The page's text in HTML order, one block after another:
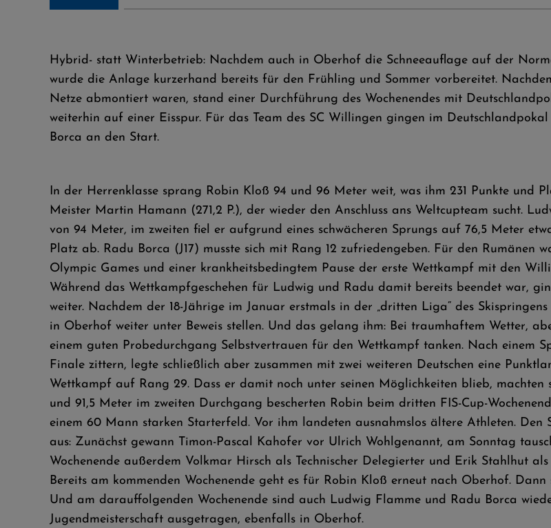
Hybrid- statt Winterbetrieb: Nachdem auch in Oberhof die Schneeauflage auf der
wurde die Anlage kurzerhand bereits für den Frühling und Sommer vorbereitet.
Netze abmontiert waren, stand einer Durchführung des Wochenendes mit
weiterhin auf einer Eisspur. Für das Team des SC Willingen gingen im
Borca an den Start.
In der Herrenklasse sprang Robin Kloß 94 und 96 Meter weit, was ihm 231 Punkte und
Meister Martin Hamann (271,2 P.), der wieder den Anschluss ans Weltcupteam sucht.
von 94 Meter, im zweiten fiel er aufgrund eines schwächeren Sprungs auf 76,5 Meter
Platz ab. Radu Borca (J17) musste sich mit Rang 12 zufriedengeben. Für den Rumänen
Olympic Games und einer krankheitsbedingtem Pause der erste Wettkampf mit den
Während das Wettkampfgeschehen für Ludwig und Radu damit bereits beendet war,
weiter. Nachdem der 18-Jährige im Januar erstmals in der „dritten Liga“ des
in Oberhof weiter unter Beweis stellen. Und das gelang ihm: Bei traumhaftem Wetter,
einem guten Probedurchgang Selbstvertrauen für den Wettkampf tanken. Nach einem
Finale zittern, legte schließlich aber zusammen mit zwei weiteren Deutschen eine
Wettkampf auf Rang 29. Dass er damit noch unter seinen Möglichkeiten blieb,
und 91,5 Meter im zweiten Durchgang bescherten Robin beim dritten FIS-Cup-
einem 60 Mann starken Starterfeld. Vor ihm landeten ausnahmslos ältere Athleten. Den
aus: Zunächst gewann Timon-Pascal Kahofer vor Ulrich Wohlgenannt, am Sonntag
Wochenende außerdem Volkmar Hirsch als Technischer Delegierter und Erik Stahlhut
Bereits am kommenden Wochenende geht es für Robin Kloß erneut nach Oberhof.
Und am darauffolgenden Wochenende sind auch Ludwig Flamme und Radu Borca
Jugendmeisterschaft ausgetragen, ebenfalls in Oberhof.